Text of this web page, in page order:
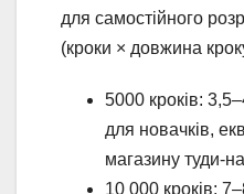
для самостійного
(кроки × довжина
5000 кроків:
для новачків,
магазину туди-
10 000 кроків: